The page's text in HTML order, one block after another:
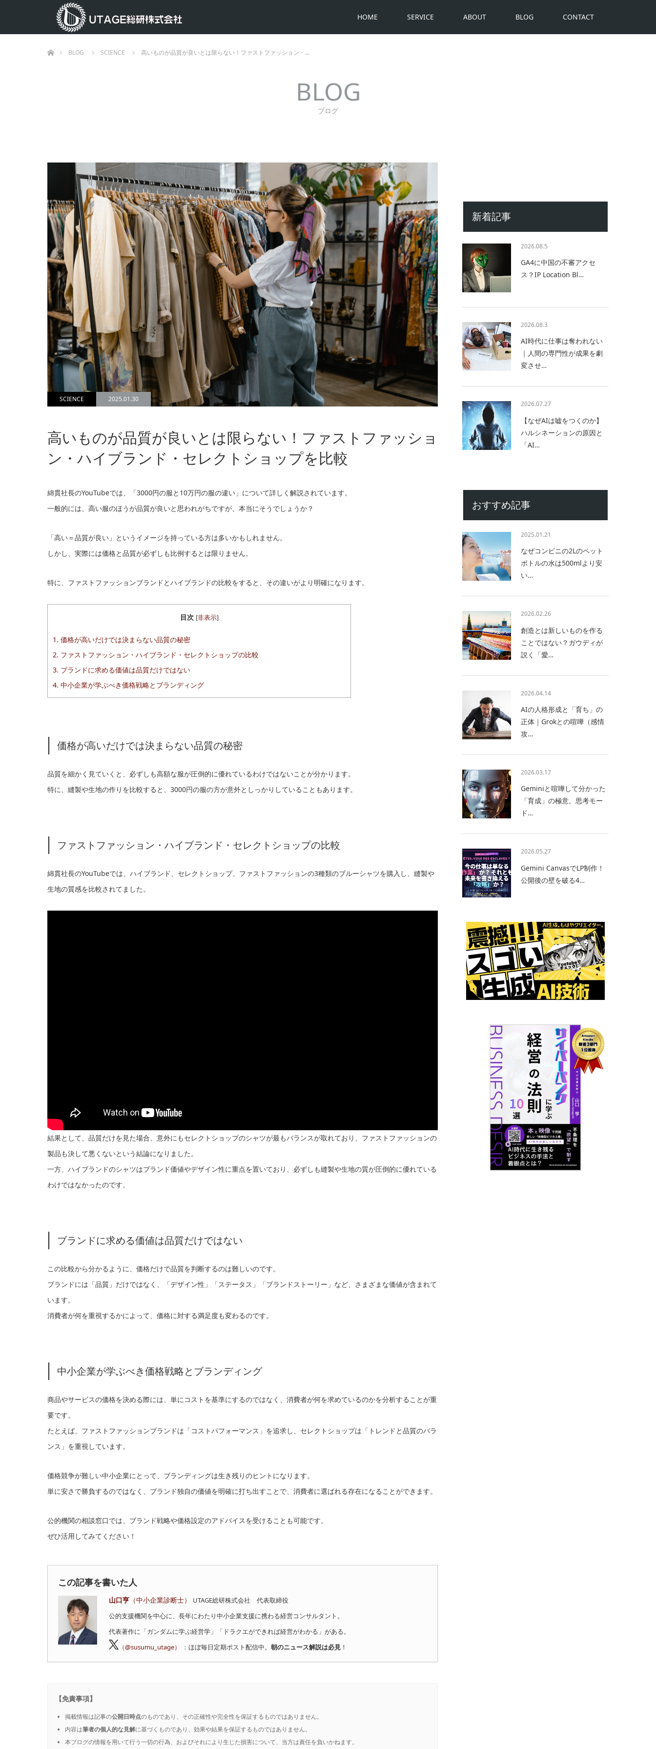
HOME SERVICE ABOUT BLOG CONTACT
BLOG
SCIENCE 高いものが品質が良いとは限らない！ファストファッション・…
BLOG
ブログ
SCIENCE 2025.01.30
高いものが品質が良いとは限らない！ファストファッショ
ン・ハイブランド・セレクトショップを比較
綿貫社長のYouTubeでは、「3000円の服と10万円の服の違い」について詳しく解説されています。
一般的には、高い服のほうが品質が良いと思われがちですが、本当にそうでしょうか？
「高い＝品質が良い」というイメージを持っている方は多いかもしれません。
しかし、実際には価格と品質が必ずしも比例するとは限りません。
特に、ファストファッションブランドとハイブランドの比較をすると、その違いがより明確になります。
目次 [非表示]
1. 価格が高いだけでは決まらない品質の秘密
2. ファストファッション・ハイブランド・セレクトショップの比較
3. ブランドに求める価値は品質だけではない
4. 中小企業が学ぶべき価格戦略とブランディング
価格が高いだけでは決まらない品質の秘密
品質を細かく見ていくと、必ずしも高額な服が圧倒的に優れているわけではないことが分かります。
特に、縫製や生地の作りを比較すると、3000円の服の方が意外としっかりしていることもあります。
ファストファッション・ハイブランド・セレクトショップの比較
綿貫社長のYouTubeでは、ハイブランド、セレクトショップ、ファストファッションの3種類のブルーシャツを購入し、縫製や
生地の質感を比較されてました。
結果として、品質だけを見た場合、意外にもセレクトショップのシャツが最もバランスが取れており、ファストファッションの
製品も決して悪くないという結論になりました。
一方、ハイブランドのシャツはブランド価値やデザイン性に重点を置いており、必ずしも縫製や生地の質が圧倒的に優れている
わけではなかったのです。
ブランドに求める価値は品質だけではない
この比較から分かるように、価格だけで品質を判断するのは難しいのです。
ブランドには「品質」だけではなく、「デザイン性」「ステータス」「ブランドストーリー」など、さまざまな価値が含まれて
います。
消費者が何を重視するかによって、価格に対する満足度も変わるのです。
中小企業が学ぶべき価格戦略とブランディング
商品やサービスの価格を決める際には、単にコストを基準にするのではなく、消費者が何を求めているのかを分析することが重
要です。
たとえば、ファストファッションブランドは「コストパフォーマンス」を追求し、セレクトショップは「トレンドと品質のバラ
ンス」を重視しています。
価格競争が難しい中小企業にとって、ブランディングは生き残りのヒントになります。
単に安さで勝負するのではなく、ブランド独自の価値を明確に打ち出すことで、消費者に選ばれる存在になることができます。
公的機関の相談窓口では、ブランド戦略や価格設定のアドバイスを受けることも可能です。
ぜひ活用してみてください！
この記事を書いた人
山口亨 （中小企業診断士）
UTAGE総研株式会社 代表取締役
公的支援機関を中心に、長年にわたり中小企業支援に携わる経営コンサルタント。
代表著作に「ガンダムに学ぶ経営学」「ドラクエができれば経営がわかる」がある。
（@susumu_utage）
：ほぼ毎日定期ポスト配信中。 朝のニュース解説は必見 ！
【免責事項】
掲載情報は記事の公開日時点のものであり、その正確性や完全性を保証するものではありません。
内容は筆者の個人的な見解に基づくものであり、効果や結果を保証するものではありません。
本ブログの情報を用いて行う一切の行為、およびそれにより生じた損害について、当方は責任を負いかねます。
新着記事
2026.08.5
GA4に中国の不審アクセ
ス？IP Location Bl…
2026.08.3
AI時代に仕事は奪われない
｜人間の専門性が成果を劇
変させ…
2026.07.27
【なぜAIは嘘をつくのか】
ハルシネーションの原因と
「AI…
おすすめ記事
2025.01.21
なぜコンビニの2Lのペット
ボトルの水は500mlより安
い…
2026.02.26
創造とは新しいものを作る
ことではない？ガウディが
説く「愛…
2026.04.14
AIの人格形成と「育ち」の
正体｜Grokとの喧嘩（感情
攻…
2026.03.17
Geminiと喧嘩して分かった
「育成」の極意。思考モー
ド…
2026.05.27
Gemini CanvasでLP制作！
公開後の壁を破る4…